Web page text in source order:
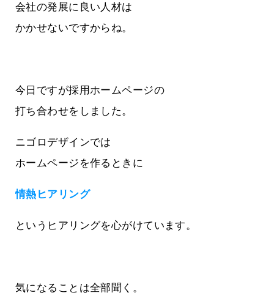
会社の発展に良い人材は
かかせないですからね。
今日ですが採用ホームページの
打ち合わせをしました。
ニゴロデザインでは
ホームページを作るときに
情熱ヒアリング
というヒアリングを心がけています。
気になることは全部聞く。